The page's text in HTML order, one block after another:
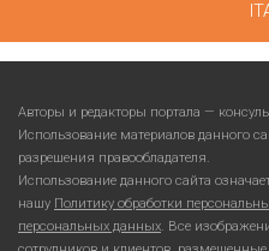
Авторы и редакторы портала —
Использование материалов данного
разрешения правообладателя.
Использование данного сайта
нашу Политику обработки
персональных данных. Все